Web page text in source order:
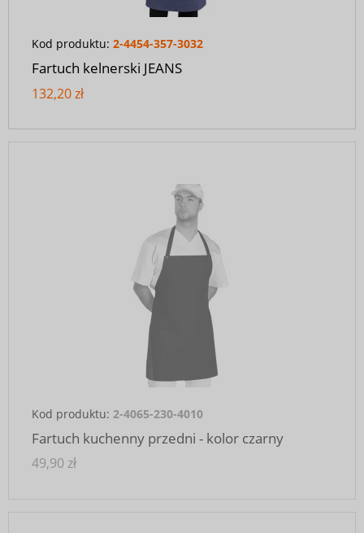
Kod produktu: 2-4454-357-3032
Fartuch kelnerski JEANS
132,20 zł
Kod produktu: 2-4065-230-4010
Fartuch kuchenny przedni - kolor czarny
49,90 zł